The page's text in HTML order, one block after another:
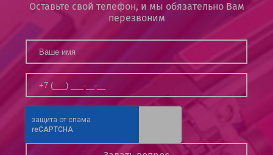
Оставьте свой телефон, и мы обязательно Вам
перезвоним